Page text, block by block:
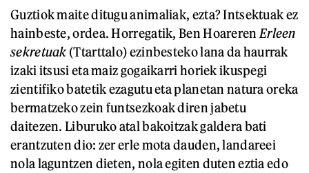
Guztiok maite ditugu animaliak, ezta? Intsektuak ez
hainbeste, ordea. Horregatik, Ben Hoareren Erleen
sekretuak(Ttarttalo) ezinbesteko lana da haurrak
izaki itsusi eta maiz gogaikarri horiek ikuspegi
zientifiko batetik ezagutu eta planetan natura oreka
bermatzeko zein funtsezkoak diren jabetu
daitezen. Liburuko atal bakoitzak galdera bati
erantzuten dio: zer erle mota dauden, landareei
nola laguntzen dieten, nola egiten duten eztia edo